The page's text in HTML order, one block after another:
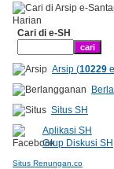
Cari di e-SH
Arsip (10229
Situs SH
Aplikasi SH
Grup Diskusi SH
Situs Renungan.co